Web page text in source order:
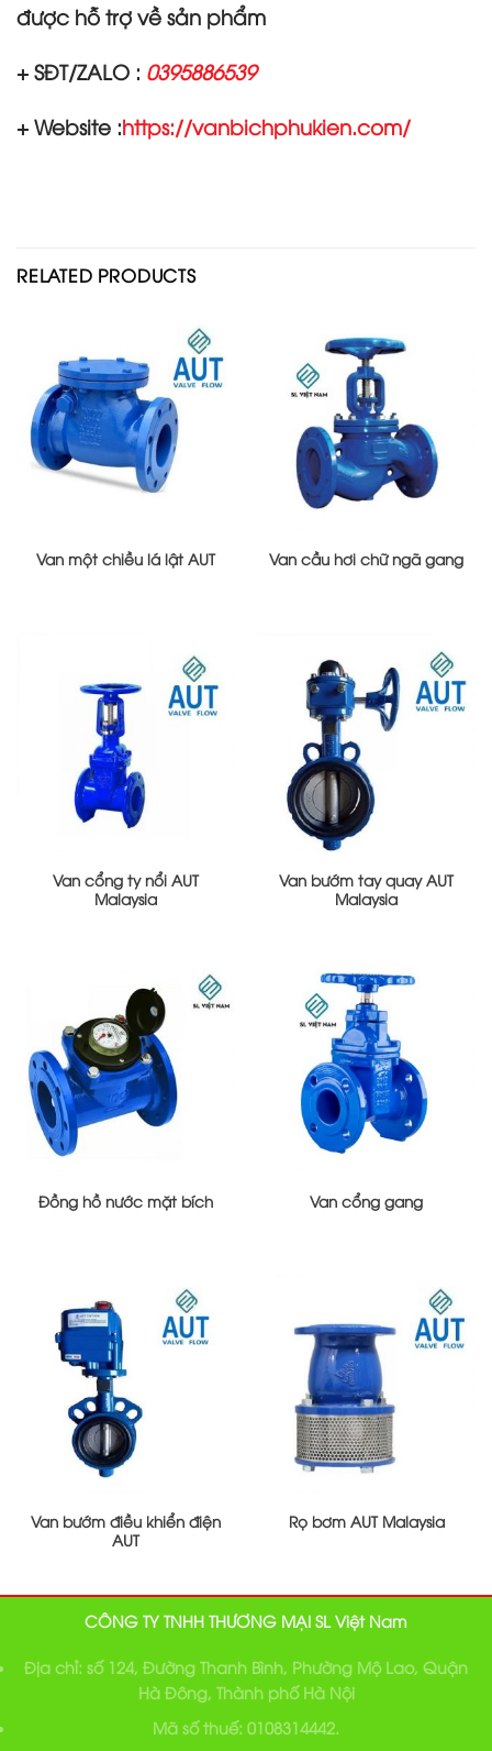
được hỗ trợ về sản phẩm
+ SĐT/ZALO : 0395886539
+ Website :https://vanbichphukien.com/
RELATED PRODUCTS
Van một chiều lá lật AUT Van cầu hơi chữ ngã gang
Van cổng ty nổi AUT
Malaysia
Van bướm tay quay AUT
Malaysia
Đồng hồ nước mặt bích Van cổng gang
Van bướm điều khiển điện
AUT
Rọ bơm AUT Malaysia
CÔNG TY TNHH THƯƠNG MẠI SL Việt Nam
Địa chỉ: số 124, Đường Thanh Bình, Phường Mộ Lao, Quận
Hà Đông, Thành phố Hà Nội
Mã số thuế: 0108314442.